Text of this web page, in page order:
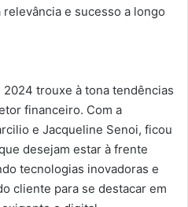
e sucesso a longo
2024 trouxe à tona tendências
financeiro. Com a
e Jacqueline Senoi, ficou
desejam estar à frente
tecnologias inovadoras e
cliente para se destacar em